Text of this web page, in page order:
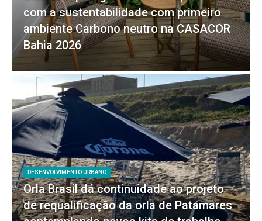
com a sustentabilidade com primeiro
ambiente Carbono neutro na CASACOR
Bahia 2026
DESENVOLVIMENTO URBANO
Orla Brasil dá continuidade ao projeto
de requalificação da orla de Patamares